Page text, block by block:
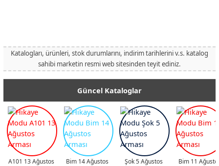
Katalogları, ürünleri, stok durumlarını, indirim tarihlerini v.s. katalog
sahibi marketin resmi web sitesinden teyit ediniz.
Güncel Kataloglar
A101 13 Ağustos Bim 14 Ağustos Şok 5 Ağustos Bim 11